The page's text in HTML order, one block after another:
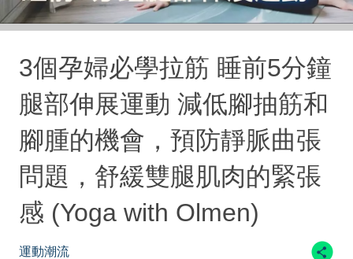
3個孕婦必學拉筋 睡前5分鐘
腿部伸展運動 減低腳抽筋和
腳腫的機會，預防靜脈曲張
問題，舒緩雙腿肌肉的緊張
感 (Yoga with Olmen)
運動潮流